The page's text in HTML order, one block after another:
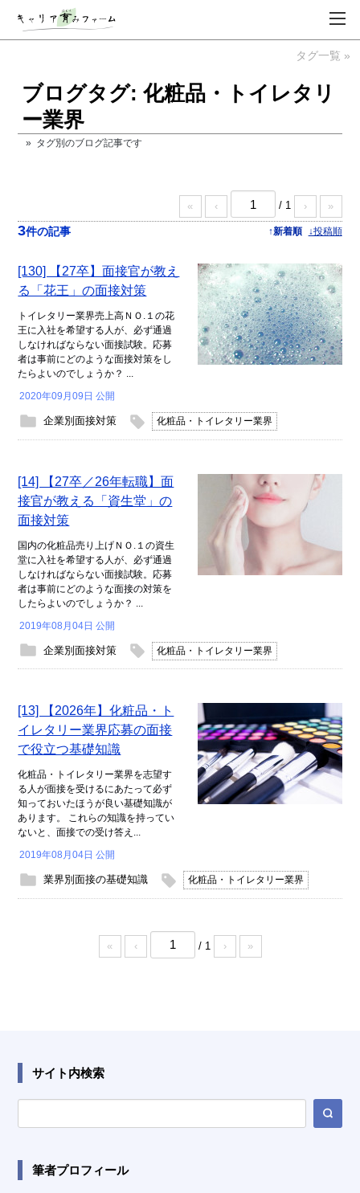
ブログタグ: 化粧品・トイレタリ
ー業界
タグ一覧 »
» タグ別のブログ記事です
3件の記事 ↑新着順 ↓投稿順
« ‹ / 1 › »
[130] 【27卒】面接官が教え
る「花王」の面接対策
トイレタリー業界売上高ＮＯ.１の花
王に入社を希望する人が、必ず通過
しなければならない面接試験。応募
者は事前にどのような面接対策をし
たらよいのでしょうか？ ...
2020年09月09日 公開
企業別面接対策 化粧品・トイレタリー業界
[14] 【27卒／26年転職】面
接官が教える「資生堂」の
面接対策
国内の化粧品売り上げＮＯ.１の資生
堂に入社を希望する人が、必ず通過
しなければならない面接試験。応募
者は事前にどのような面接の対策を
したらよいのでしょうか？ ...
2019年08月04日 公開
企業別面接対策 化粧品・トイレタリー業界
[13] 【2026年】化粧品・ト
イレタリー業界応募の面接
で役立つ基礎知識
化粧品・トイレタリー業界を志望す
る人が面接を受けるにあたって必ず
知っておいたほうが良い基礎知識が
あります。 これらの知識を持ってい
ないと、面接での受け答え...
2019年08月04日 公開
業界別面接の基礎知識 化粧品・トイレタリー業界
« ‹ / 1 › »
サイト内検索
筆者プロフィール